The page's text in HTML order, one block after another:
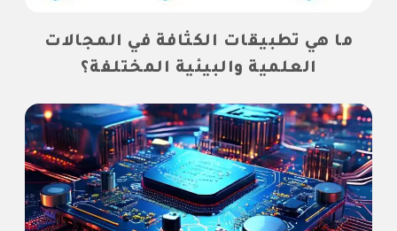
ما هي تطبيقات الكثافة في المجالات
العلمية والبيئية المختلفة؟